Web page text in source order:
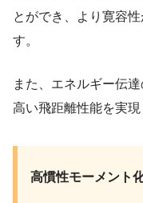
とができ、より寛容
す。
また、エネルギー伝
高い飛距離性能を実現
高慣性モーメント